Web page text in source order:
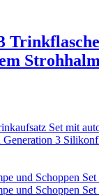
Set mit
3